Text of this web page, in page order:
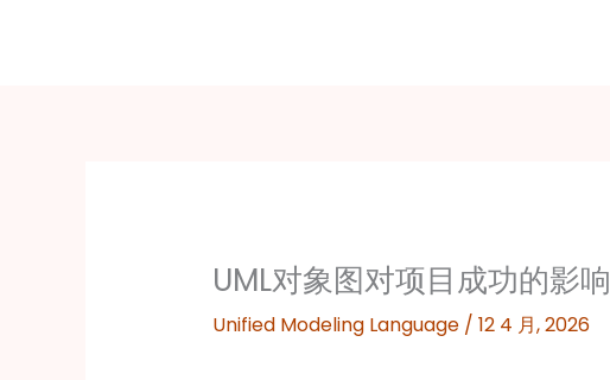
UML对象图对项目成功的影响
Unified Modeling Language/ 12 4 月, 2026